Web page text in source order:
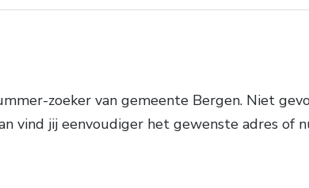
zoeker van gemeente Bergen. Niet
vind jij eenvoudiger het gewenste adres of